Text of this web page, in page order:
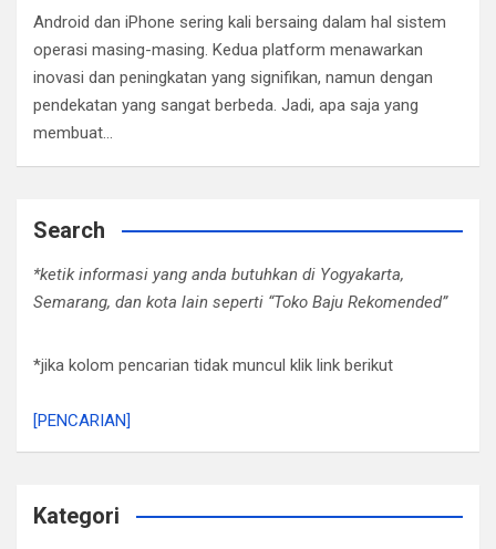
Android dan iPhone sering kali bersaing dalam hal sistem
operasi masing-masing. Kedua platform menawarkan
inovasi dan peningkatan yang signifikan, namun dengan
pendekatan yang sangat berbeda. Jadi, apa saja yang
membuat…
Search
*ketik informasi yang anda butuhkan di Yogyakarta,
Semarang, dan kota lain seperti “Toko Baju Rekomended”
*jika kolom pencarian tidak muncul klik link berikut
[PENCARIAN]
Kategori